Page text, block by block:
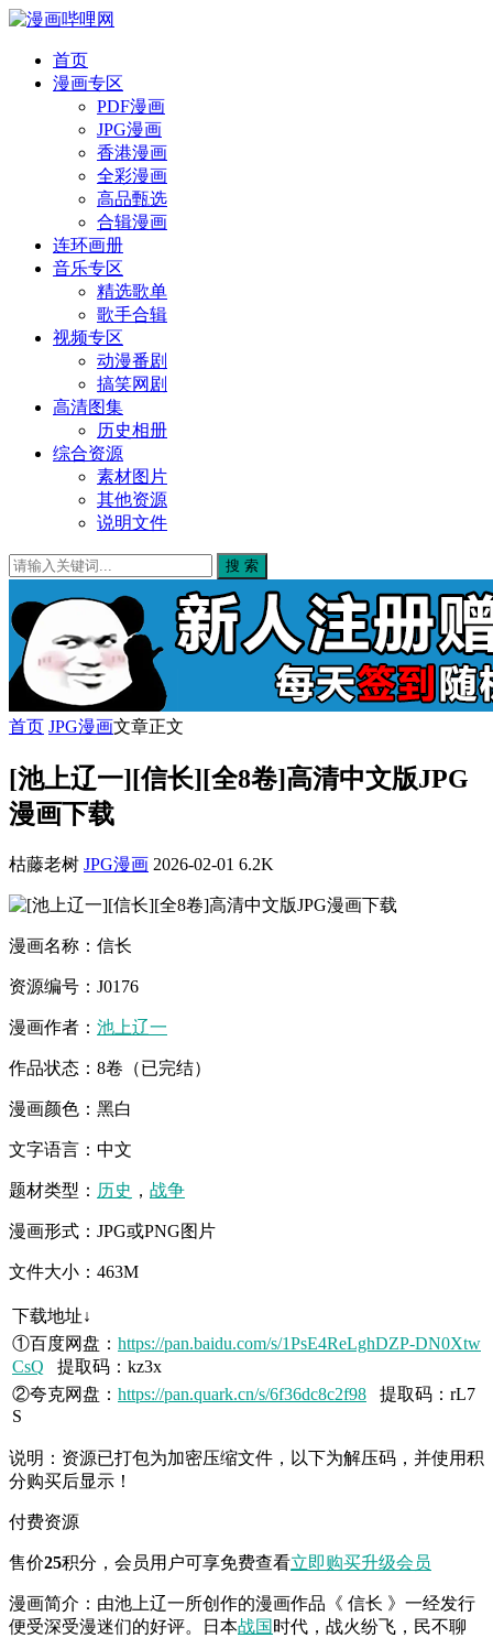
首页
漫画专区
PDF漫画
JPG漫画
香港漫画
全彩漫画
高品甄选
合辑漫画
连环画册
音乐专区
精选歌单
歌手合辑
视频专区
动漫番剧
搞笑网剧
高清图集
历史相册
综合资源
素材图片
其他资源
说明文件
搜 索
首页 JPG漫画文章正文
[池上辽一][信长][全8卷]高清中文版JPG
漫画下载
枯藤老树 JPG漫画 2026-02-01 6.2K
漫画名称：信长
资源编号：J0176
漫画作者： 池上辽一
作品状态：8卷（已完结）
漫画颜色：黑白
文字语言：中文
题材类型： 历史 ， 战争
漫画形式：JPG或PNG图片
文件大小：463M
下载地址↓
①百度网盘： https://pan.baidu.com/s/1PsE4ReLghDZP-DN0Xtw
CsQ 提取码：kz3x
②夸克网盘： https://pan.quark.cn/s/6f36dc8c2f98 提取码：rL7
S
说明：资源已打包为加密压缩文件，以下为解压码，并使用积
分购买后显示！
付费资源
售价25积分 ，会员用户可享免费查看立即购买升级会员
漫画简介：由池上辽一所创作的漫画作品《 信长 》一经发行
便受深受漫迷们的好评。日本战国时代，战火纷飞，民不聊